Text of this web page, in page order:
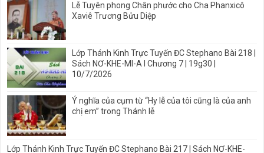
Lễ Tuyên phong Chân phước cho Cha Phanxicô
Xaviê Trương Bửu Diệp
Lớp Thánh Kinh Trực Tuyến ĐC Stephano Bài 218 |
Sách NƠ-KHE-MI-A I Chương 7 | 19g30 |
10/7/2026
Ý nghĩa của cụm từ “Hy lễ của tôi cũng là của anh
chị em” trong Thánh lễ
Lớp Thánh Kinh Trực Tuyến ĐC Stephano Bài 217 | Sách NƠ-KHE-